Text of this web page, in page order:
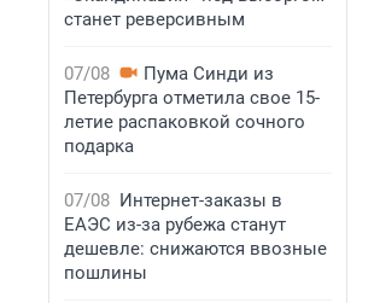
станет реверсивным
07/08
Пума Синди из
Петербурга отметила свое 15-
летие распаковкой сочного
подарка
07/08 Интернет-заказы в
ЕАЭС из-за рубежа станут
дешевле: снижаются ввозные
пошлины